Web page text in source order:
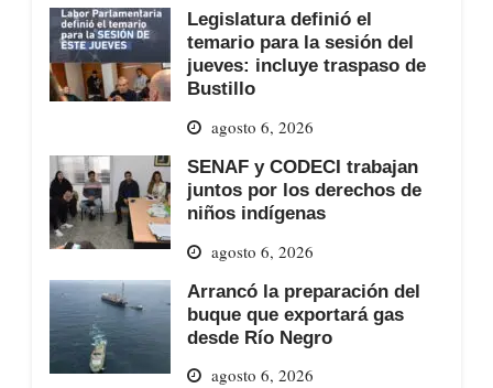
Legislatura definió el
temario para la sesión del
jueves: incluye traspaso de
Bustillo
agosto 6, 2026
SENAF y CODECI trabajan
juntos por los derechos de
niños indígenas
agosto 6, 2026
Arrancó la preparación del
buque que exportará gas
desde Río Negro
agosto 6, 2026